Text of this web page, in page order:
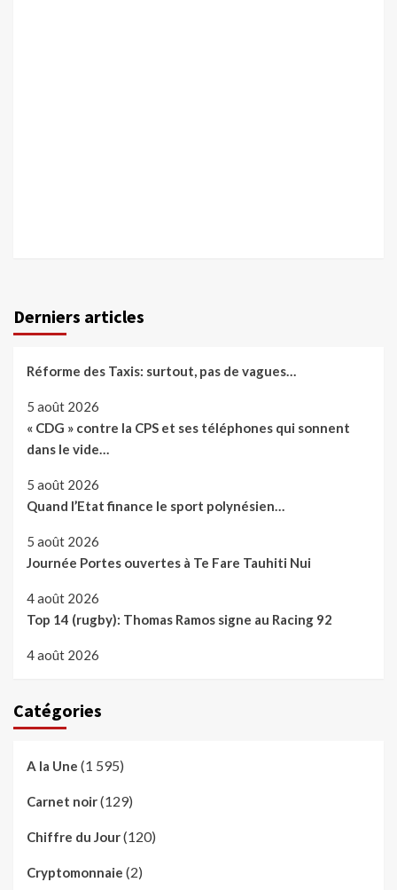
Derniers articles
Réforme des Taxis: surtout, pas de vagues…
5 août 2026
« CDG » contre la CPS et ses téléphones qui sonnent
dans le vide…
5 août 2026
Quand l’Etat finance le sport polynésien…
5 août 2026
Journée Portes ouvertes à Te Fare Tauhiti Nui
4 août 2026
Top 14 (rugby): Thomas Ramos signe au Racing 92
4 août 2026
Catégories
A la Une (1 595)
Carnet noir(129)
Chiffre du Jour(120)
Cryptomonnaie (2)